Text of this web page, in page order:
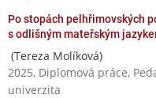
Po stopách pelhřimovských
s odlišným mateřským
(Tereza Molíková)
2025, Diplomová práce,
univerzita